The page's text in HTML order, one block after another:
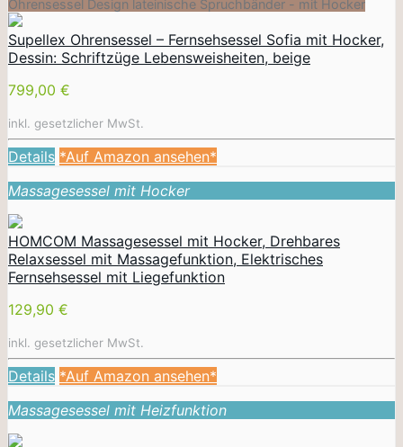
Ohrensessel Design lateinische Spruchbänder - mit Hocker
Supellex Ohrensessel – Fernsehsessel Sofia mit Hocker,
Dessin: Schriftzüge Lebensweisheiten, beige
799,00 €
inkl. gesetzlicher MwSt.
Details *Auf Amazon ansehen*
Massagesessel mit Hocker
HOMCOM Massagesessel mit Hocker, Drehbares
Relaxsessel mit Massagefunktion, Elektrisches
Fernsehsessel mit Liegefunktion
129,90 €
inkl. gesetzlicher MwSt.
Details *Auf Amazon ansehen*
Massagesessel mit Heizfunktion